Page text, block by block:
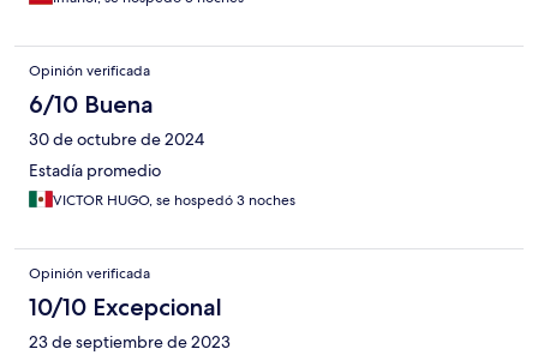
Opinión verificada
6/10 Buena
30 de octubre de 2024
Estadía promedio
VICTOR HUGO, se hospedó 3 noches
Opinión verificada
10/10 Excepcional
23 de septiembre de 2023